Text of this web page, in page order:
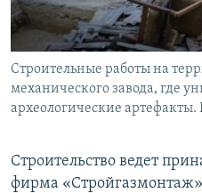
Строительные работы на
механического завода, где
археологические артефакты.
​Строительство ведет
фирма